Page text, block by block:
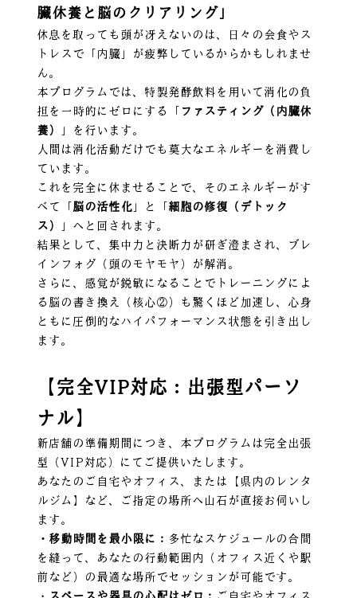
臓休養と脳のクリアリング」
休息を取っても頭が冴えないのは、日々の会食やス
トレスで「内臓」が疲弊しているからかもしれませ
ん。
本プログラムでは、特製発酵飲料を用いて消化の負
担を一時的にゼロにする「 ファスティング（内臓休
養）
」を行います。
人間は消化活動だけでも莫大なエネルギーを消費し
ています。
これを完全に休ませることで、そのエネルギーがす
べて「脳の活性化 」と「細胞の修復（デトック
ス）
」へと回されます。
結果として、集中力と決断力が研ぎ澄まされ、ブレ
インフォグ（頭のモヤモヤ）が解消。
さらに、感覚が鋭敏になることでトレーニングによ
る脳の書き換え（核心②）も驚くほど加速し、心身
ともに圧倒的なハイパフォーマンス状態を引き出し
ます。
【完全VIP対応：出張型パーソ
ナル】
新店舗の準備期間につき、本プログラムは完全出張
型（VIP対応）にてご提供いたします。
あなたのご自宅やオフィス、または【県内のレンタ
ルジム】など、ご指定の場所へ山石が直接お伺いし
ます。
・移動時間を最小限に： 多忙なスケジュールの合間
を縫って、あなたの行動範囲内（オフィス近くや駅
前など）の最適な場所でセッションが可能です。
・ スペースや器具の心配はゼロ： ご自宅やオフィス